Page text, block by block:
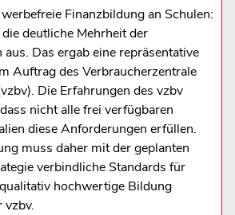
Finanzbildung an Schulen:
deutliche Mehrheit der
Das ergab eine repräsentative
Auftrag des Verbraucherzentrale
Die Erfahrungen des vzbv
nicht alle frei verfügbaren
diese Anforderungen erfüllen.
muss daher mit der geplanten
verbindliche Standards für
hochwertige Bildung
vzbv.